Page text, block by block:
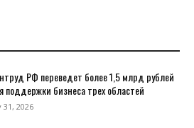
РФ переведет более 1,5 млрд рублей
поддержки бизнеса трех областей
31, 2026